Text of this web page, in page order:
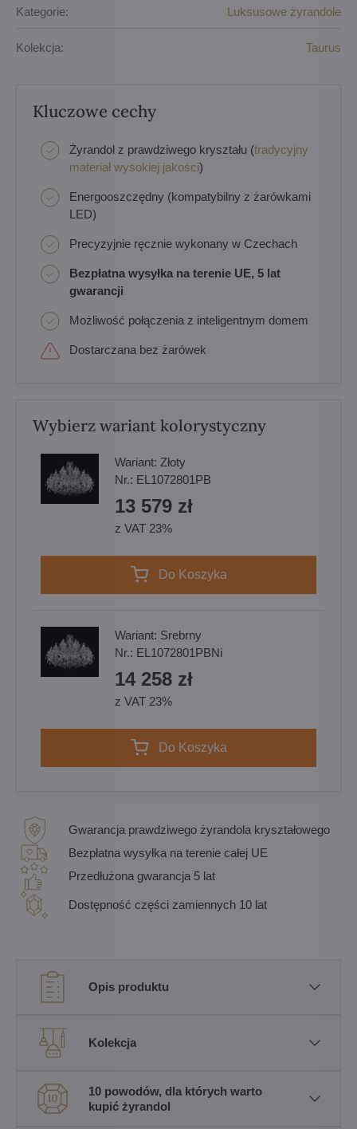
Kategorie: Luksusowe żyrandole
Kolekcja: Taurus
Kluczowe cechy
Żyrandol z prawdziwego kryształu (tradycyjny
materiał wysokiej jakości)
Energooszczędny (kompatybilny z żarówkami
LED)
Precyzyjnie ręcznie wykonany w Czechach
Bezpłatna wysyłka na terenie UE, 5 lat
gwarancji
Możliwość połączenia z inteligentnym domem
Dostarczana bez żarówek
Wybierz wariant kolorystyczny
Wariant: Złoty
Nr.: EL1072801PB
13 579 zł
z VAT 23%
Do Koszyka
Wariant: Srebrny
Nr.: EL1072801PBNi
14 258 zł
z VAT 23%
Do Koszyka
Gwarancja prawdziwego żyrandola kryształowego
Bezpłatna wysyłka na terenie całej UE
Przedłużona gwarancja 5 lat
Dostępność części zamiennych 10 lat
Opis produktu
Kolekcja
10 powodów, dla których warto
kupić żyrandol